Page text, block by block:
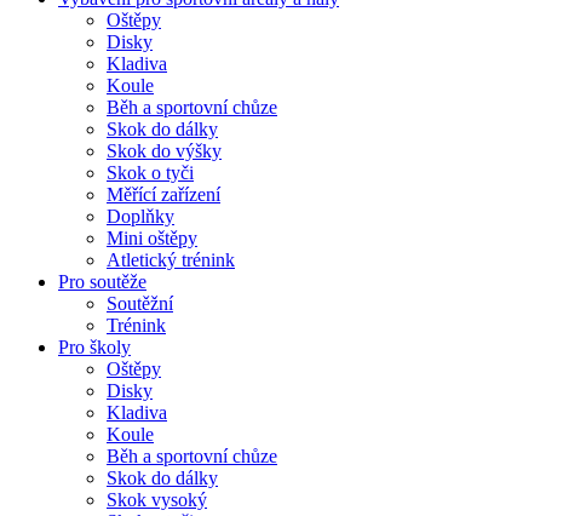
Oštěpy
Disky
Kladiva
Koule
Běh a sportovní chůze
Skok do dálky
Skok do výšky
Skok o tyči
Měřící zařízení
Doplňky
Mini oštěpy
Atletický trénink
Pro soutěže
Soutěžní
Trénink
Pro školy
Oštěpy
Disky
Kladiva
Koule
Běh a sportovní chůze
Skok do dálky
Skok vysoký